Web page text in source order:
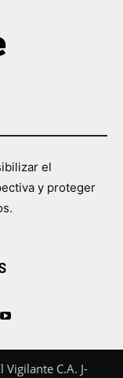
el
y proteger
C.A. J-